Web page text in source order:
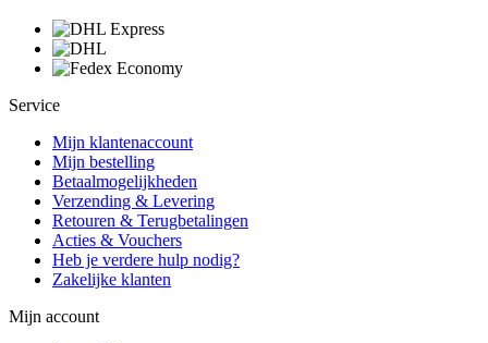
Service
Mijn klantenaccount
Mijn bestelling
Betaalmogelijkheden
Verzending & Levering
Retouren & Terugbetalingen
Acties & Vouchers
Heb je verdere hulp nodig?
Zakelijke klanten
Mijn account